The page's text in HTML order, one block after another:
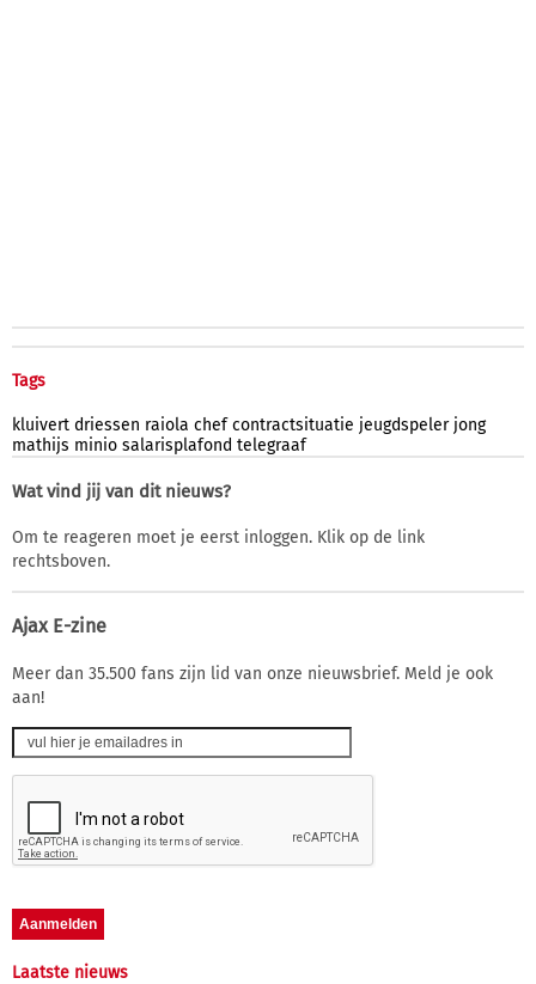
Tags
kluivert driessen raiola chef contractsituatie jeugdspeler jong
mathijs minio salarisplafond telegraaf
Wat vind jij van dit nieuws?
Om te reageren moet je eerst inloggen. Klik op de link
rechtsboven.
Ajax E-zine
Meer dan 35.500 fans zijn lid van onze nieuwsbrief. Meld je ook
aan!
Laatste nieuws